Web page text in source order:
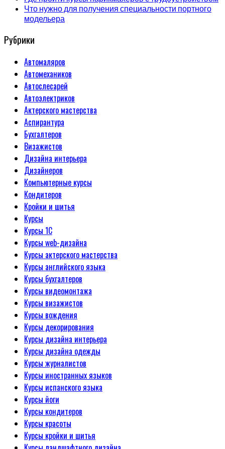
Что нужно для получения специальности портного
модельера
Рубрики
Автомаляров
Автомехаников
Автослесарей
Автоэлектриков
Актерского мастерства
Аспирантура
Бухгалтеров
Визажистов
Дизайна интерьера
Дизайнеров
Компьютерные курсы
Кондитеров
Кройки и шитья
Курсы
Курсы 1С
Курсы web-дизайна
Курсы актерского мастерства
Курсы английского языка
Курсы бухгалтеров
Курсы видеомонтажа
Курсы визажистов
Курсы вождения
Курсы декорирования
Курсы дизайна интерьера
Курсы дизайна одежды
Курсы журналистов
Курсы иностранных языков
Курсы испанского языка
Курсы йоги
Курсы кондитеров
Курсы красоты
Курсы кройки и шитья